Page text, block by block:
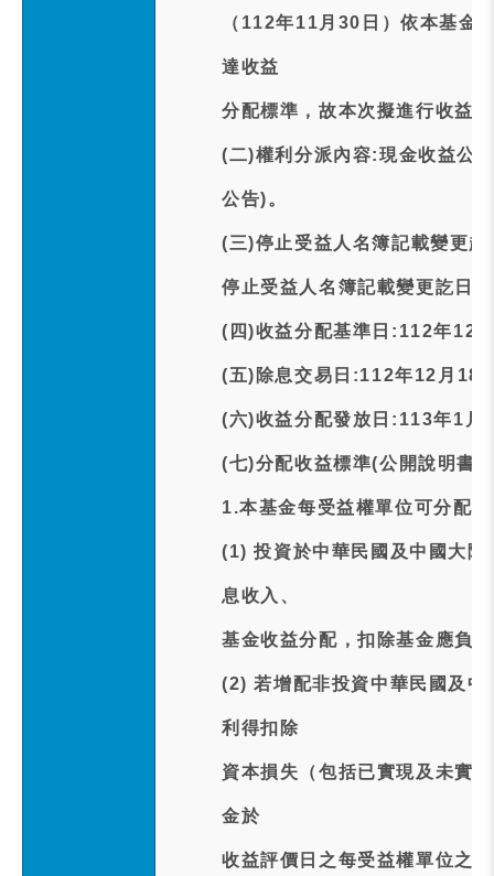
（112年11月30日）依本基金
達收益
分配標準，故本次擬進行收益
(二)權利分派內容:現金收益公
公告)。
(三)停止受益人名簿記載變更
停止受益人名簿記載變更訖日
(四)收益分配基準日:112年12
(五)除息交易日:112年12月18
(六)收益分配發放日:113年1月
(七)分配收益標準(公開說明書
1.本基金每受益權單位可分配
(1) 投資於中華民國及中國大
息收入、
基金收益分配，扣除基金應負
(2) 若增配非投資中華民國及
利得扣除
資本損失（包括已實現及未實
金於
收益評價日之每受益權單位之